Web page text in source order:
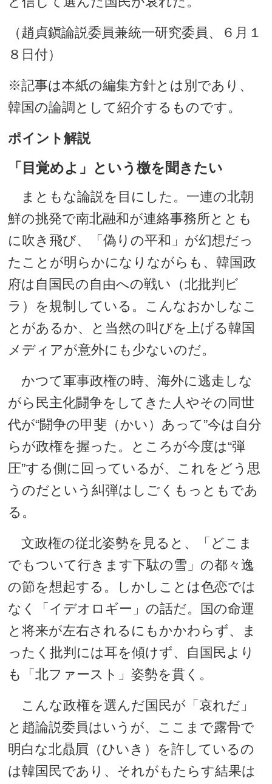
（趙貞鎭論説委員兼統一研究委員、６月１
８日付）
※記事は本紙の編集方針とは別であり、
韓国の論調として紹介するものです。
ポイント解説
「目覚めよ」という檄を聞きたい
まともな論説を目にした。一連の北朝
鮮の挑発で南北融和が連絡事務所ととも
に吹き飛び、「偽りの平和」が幻想だっ
たことが明らかになりながらも、韓国政
府は自国民の自由への戦い（北批判ビ
ラ）を規制している。こんなおかしなこ
とがあるか、と当然の叫びを上げる韓国
メディアが意外にも少ないのだ。
かつて軍事政権の時、海外に逃走しな
がら民主化闘争をしてきた人やその同世
代が“闘争の甲斐（かい）あって”今は自分
らが政権を握った。ところが今度は“弾
圧”する側に回っているが、これをどう思
うのだという糾弾はしごくもっともであ
る。
文政権の従北姿勢を見ると、「どこま
でもついて行きます下駄の雪」の都々逸
の節を想起する。しかしことは色恋では
なく「イデオロギー」の話だ。国の命運
と将来が左右されるにもかかわらず、ま
ったく批判には耳を傾けず、自国民より
も「北ファースト」姿勢を貫く。
こんな政権を選んだ国民が「哀れだ」
と趙論説委員はいうが、ここまで露骨で
明白な北贔屓（ひいき）を許しているの
は韓国民であり、それがもたらす結果は